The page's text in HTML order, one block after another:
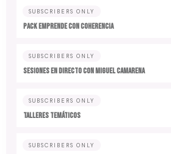
SUBSCRIBERS ONLY
PACK EMPRENDE CON COHERENCIA
SUBSCRIBERS ONLY
SESIONES EN DIRECTO CON MIGUEL CAMARENA
SUBSCRIBERS ONLY
TALLERES TEMÁTICOS
SUBSCRIBERS ONLY